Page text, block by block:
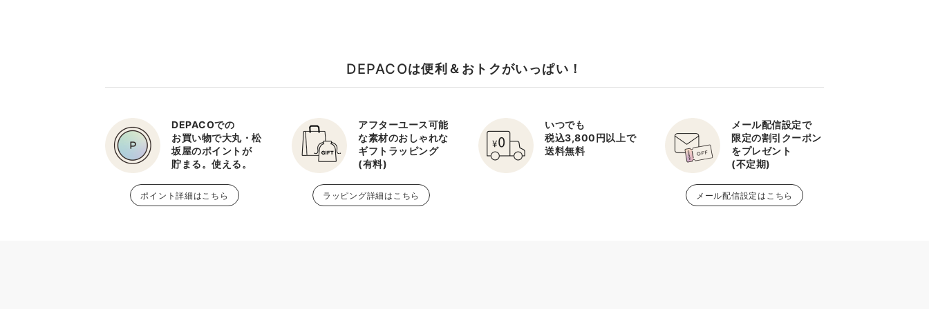
DEPACOは便利＆おトクがいっぱい！
DEPACOでの
お買い物で大丸・松
坂屋のポイントが
貯まる。使える。
ポイント詳細はこちら
アフターユース可能
な素材のおしゃれな
ギフトラッピング
(有料)
ラッピング詳細はこちら
いつでも
税込3,800円以上で
送料無料
メール配信設定で
限定の割引クーポン
をプレゼント
(不定期)
メール配信設定はこちら